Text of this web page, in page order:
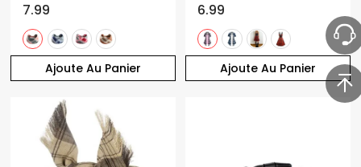
Ajoute Au Panier
7.99
Ajoute Au Panier
6.99